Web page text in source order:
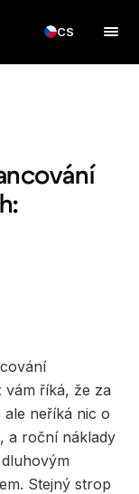
CS
vám říká, že za
neříká nic o
a roční náklady
Stejný strop